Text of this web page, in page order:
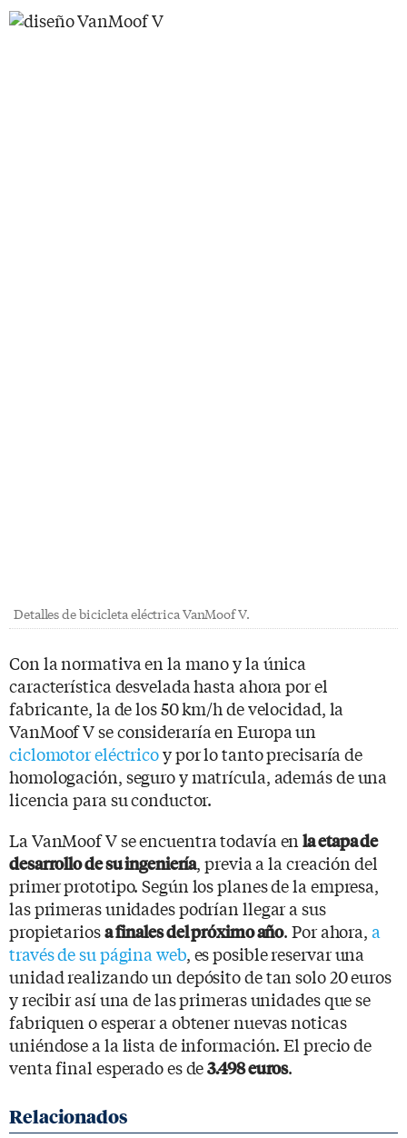
Detalles de bicicleta eléctrica VanMoof V.
Con la normativa en la mano y la única
característica desvelada hasta ahora por el
fabricante, la de los 50 km/h de velocidad, la
VanMoof V se consideraría en Europa un
ciclomotor eléctricoy por lo tanto precisaría de
homologación, seguro y matrícula, además de una
licencia para su conductor.
La VanMoof V se encuentra todavía enla etapa de
desarrollo de su ingeniería, previa a la creación del
primer prototipo. Según los planes de la empresa,
las primeras unidades podrían llegar a sus
propietariosa finales del próximo año. Por ahora,a
través de su página web, es posible reservar una
unidad realizando un depósito de tan solo 20 euros
y recibir así una de las primeras unidades que se
fabriquen o esperar a obtener nuevas noticas
uniéndose a la lista de información. El precio de
venta final esperado es de3.498 euros.